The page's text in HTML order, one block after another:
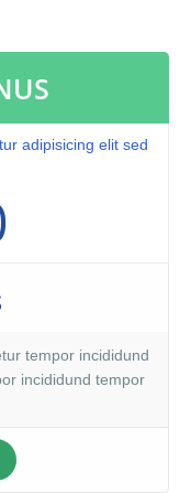
laboris consectetur
ut labore et
veniam, quis nostrud
ex ea commodo
vero eos et
qui blanditiis
et iusto odio
voluptatum
molestias excepturi
laborum et dolorum
adipisicing elit sed
tempor incididund
incididund tempor